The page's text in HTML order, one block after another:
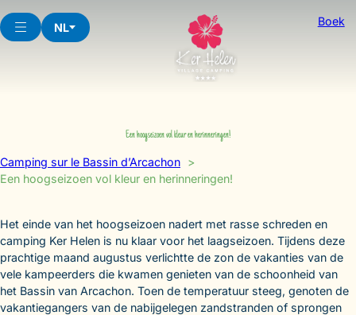
to
content
NL Boek
Een hoogseizoen vol kleur en herinneringen!
Camping sur le Bassin d’Arcachon
Een hoogseizoen vol kleur en herinneringen!
Het einde van het hoogseizoen nadert met rasse schreden en
camping Ker Helen is nu klaar voor het laagseizoen. Tijdens deze
prachtige maand augustus verlichtte de zon de vakanties van de
vele kampeerders die kwamen genieten van de schoonheid van
het Bassin van Arcachon. Toen de temperatuur steeg, genoten de
vakantiegangers van de nabijgelegen zandstranden of sprongen